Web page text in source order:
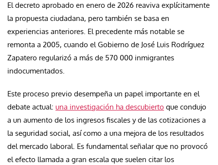
El decreto aprobado en enero de 2026 reaviva explícitamente
la propuesta ciudadana, pero también se basa en
experiencias anteriores. El precedente más notable se
remonta a 2005, cuando el Gobierno de José Luis Rodríguez
Zapatero regularizó a más de 570 000 inmigrantes
indocumentados.
Este proceso previo desempeña un papel importante en el
debate actual: una investigación ha descubierto que condujo
a un aumento de los ingresos fiscales y de las cotizaciones a
la seguridad social, así como a una mejora de los resultados
del mercado laboral. Es fundamental señalar que no provocó
el efecto llamada a gran escala que suelen citar los